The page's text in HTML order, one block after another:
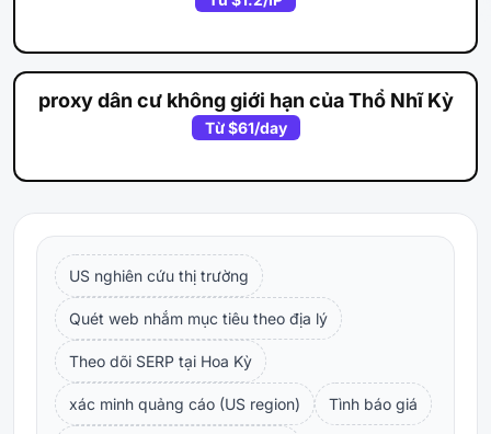
proxy dân cư không giới hạn của Thổ Nhĩ Kỳ
Từ$61/day
US nghiên cứu thị trường
Quét web nhắm mục tiêu theo địa lý
Theo dõi SERP tại Hoa Kỳ
xác minh quảng cáo (US region) Tình báo giá